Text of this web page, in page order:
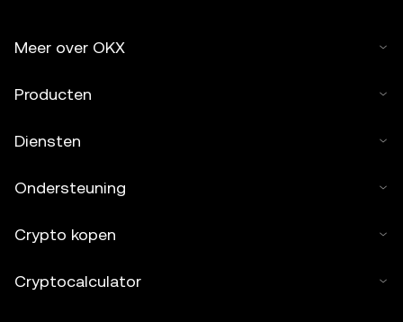
Meer over OKX
Producten
Diensten
Ondersteuning
Crypto kopen
Cryptocalculator